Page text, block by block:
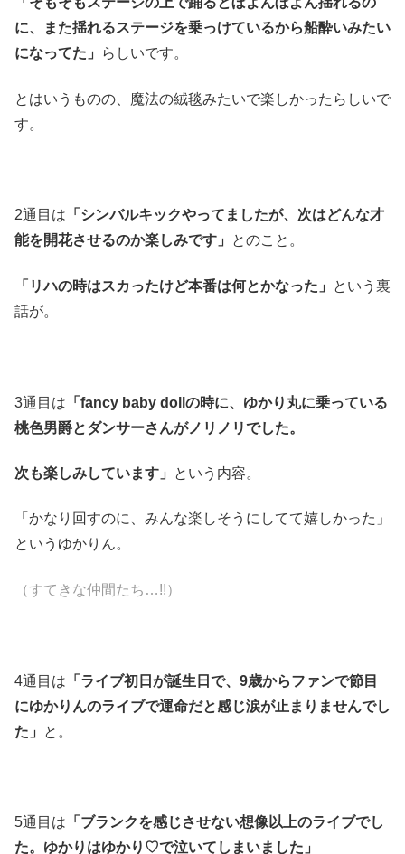
に、また揺れるステージを乗っけているから船酔いみたい
になってた」
らしいです。
とはいうものの、魔法の絨毯みたいで楽しかったらしいで
す。
2通目は 「シンバルキックやってましたが、次はどんな才
能を開花させるのか楽しみです」
とのこと。
「リハの時はスカったけど本番は何とかなった」
という裏
話が。
3通目は 「fancy baby dollの時に、ゆかり丸に乗っている
桃色男爵とダンサーさんがノリノリでした。
次も楽しみしています」 という内容。
「かなり回すのに、みんな楽しそうにしてて嬉しかった」
というゆかりん。
（すてきな仲間たち…!!）
4通目は 「ライブ初日が誕生日で、9歳からファンで節目
にゆかりんのライブで運命だと感じ涙が止まりませんでし
た」
と。
5通目は 「ブランクを感じさせない想像以上のライブでし
た。ゆかりはゆかり♡で泣いてしまいました」